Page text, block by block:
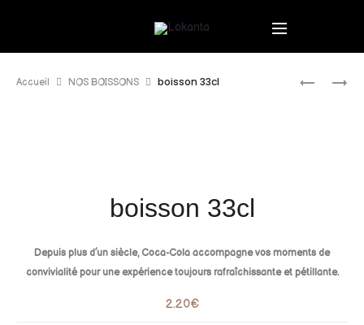
Accueil NOS BOISSONS boisson 33cl
boisson 33cl
Depuis plus d’un siècle, Coca-Cola accompagne vos moments de
convivialité pour une expérience toujours rafraîchissante et pétillante.
2.20€